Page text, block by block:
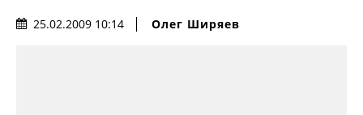
25.02.2009 10:14 Олег Ширяев